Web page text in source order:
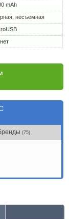
mAh
несъемная
нет
(75)